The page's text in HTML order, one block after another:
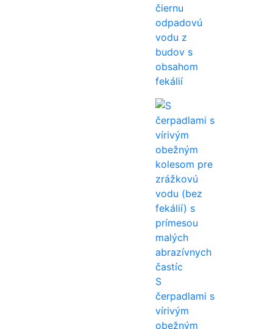
čiernu
odpadovú
vodu z
budov s
obsahom
fekálií
S
čerpadlami s
vírivým
obežným